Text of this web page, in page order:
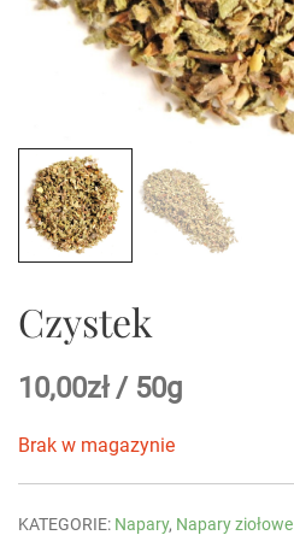
Czystek
10,00zł/ 50g
Brak w magazynie
KATEGORIE: Napary, Napary ziołowe